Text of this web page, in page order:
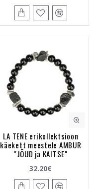
LA TENE erikollektsioon
käekett meestele AMBUR
"JÕUD ja KAITSE"
32.20€